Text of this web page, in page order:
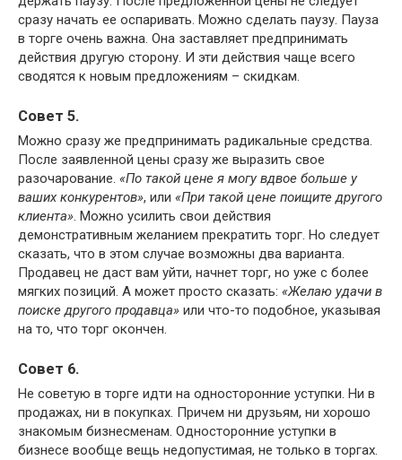
сразу начать ее оспаривать. Можно сделать паузу. Пауза
в торге очень важна. Она заставляет предпринимать
действия другую сторону. И эти действия чаще всего
сводятся к новым предложениям – скидкам.
Совет 5.
Можно сразу же предпринимать радикальные средства.
После заявленной цены сразу же выразить свое
разочарование. «По такой цене я могу вдвое больше у
ваших конкурентов», или «При такой цене поищите другого
клиента». Можно усилить свои действия
демонстративным желанием прекратить торг. Но следует
сказать, что в этом случае возможны два варианта.
Продавец не даст вам уйти, начнет торг, но уже с более
мягких позиций. А может просто сказать: «Желаю удачи в
поиске другого продавца» или что-то подобное, указывая
на то, что торг окончен.
Совет 6.
Не советую в торге идти на односторонние уступки. Ни в
продажах, ни в покупках. Причем ни друзьям, ни хорошо
знакомым бизнесменам. Односторонние уступки в
бизнесе вообще вещь недопустимая, не только в торгах.